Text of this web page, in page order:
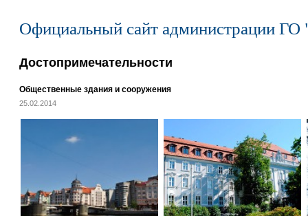
Официальный сайт администрации ГО
Достопримечательности
Общественные здания и сооружения
25.02.2014